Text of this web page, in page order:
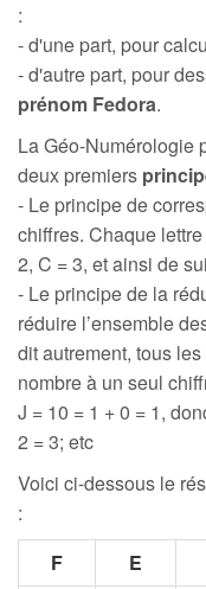
:
- d'une part, pour
- d'autre part, pour
prénom Fedora.
La Géo-Numérologie
deux premiers
- Le principe de
chiffres. Chaque
2, C = 3, et ainsi de
- Le principe de la
réduire l’ensemble
dit autrement, tous
nombre à un seul
J = 10 = 1 + 0 = 1,
2 = 3; etc
Voici ci-dessous le
:
F
E